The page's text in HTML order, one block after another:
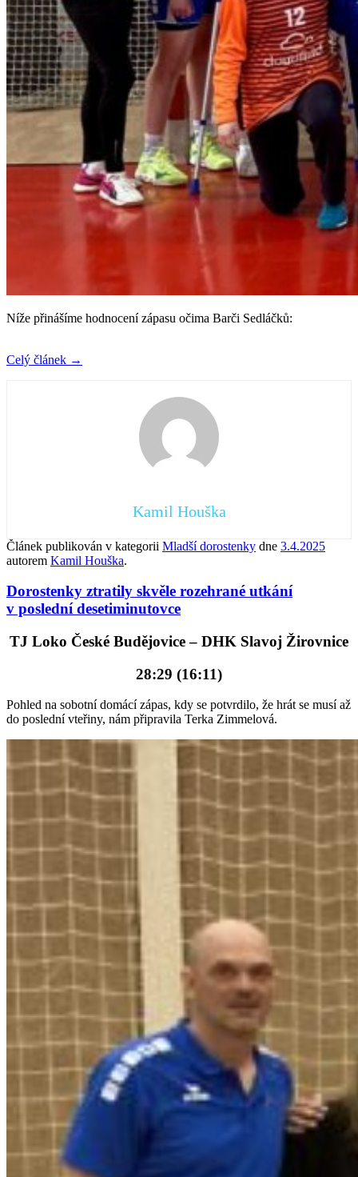
Níže přinášíme hodnocení zápasu očima Barči Sedláčků:
Celý článek →
Kamil Houška
Článek publikován v kategorii Mladší dorostenky dne 3.4.2025
autorem Kamil Houška.
Dorostenky ztratily skvěle rozehrané utkání
v poslední desetiminutovce
TJ Loko České Budějovice – DHK Slavoj Žirovnice
28:29 (16:11)
Pohled na sobotní domácí zápas, kdy se potvrdilo, že hrát se musí až
do poslední vteřiny, nám připravila Terka Zimmelová.